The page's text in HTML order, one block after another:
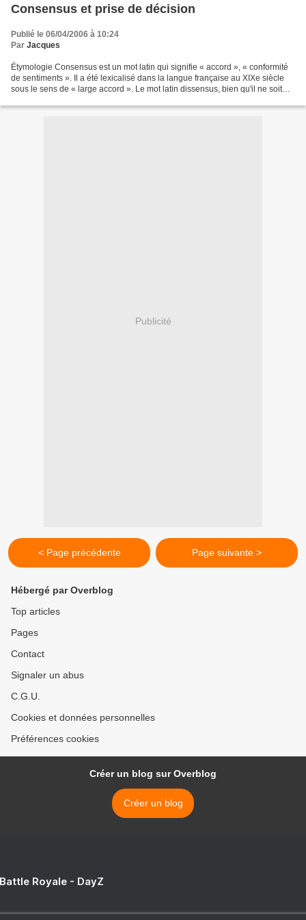
Consensus et prise de décision
Publié le 06/04/2006 à 10:24
Par Jacques
Étymologie Consensus est un mot latin qui signifie « accord », « conformité
de sentiments ». Il a été lexicalisé dans la langue française au XIXe siècle
sous le sens de « large accord ». Le mot latin dissensus, bien qu'il ne soit
Publicité
< Page précédente Page suivante >
Hébergé par Overblog
Top articles
Pages
Contact
Signaler un abus
C.G.U.
Cookies et données personnelles
Préférences cookies
Créer un blog sur Overblog
Créer un blog
Royale - DayZ